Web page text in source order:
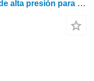
John Deere Al230619 manguera de alta presión para John Deere 6105M, 6110M, 6115M, 6120M, 6125M, 6130M, 6135M tractor